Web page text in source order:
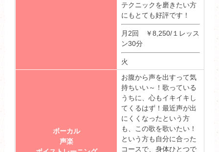
テクニックを磨きたい方
にもとても好評です！
月2回 ￥8,250/１レッス
ン30分
火
ボーカル
声楽
お腹から声を出すって気
持ちいい～！歌っている
うちに、心もイキイキし
てくるはず！最近声が出
にくくなったという方
も、この歌を歌いたい！
という方も自分に合った
コースで、身体ひとつで